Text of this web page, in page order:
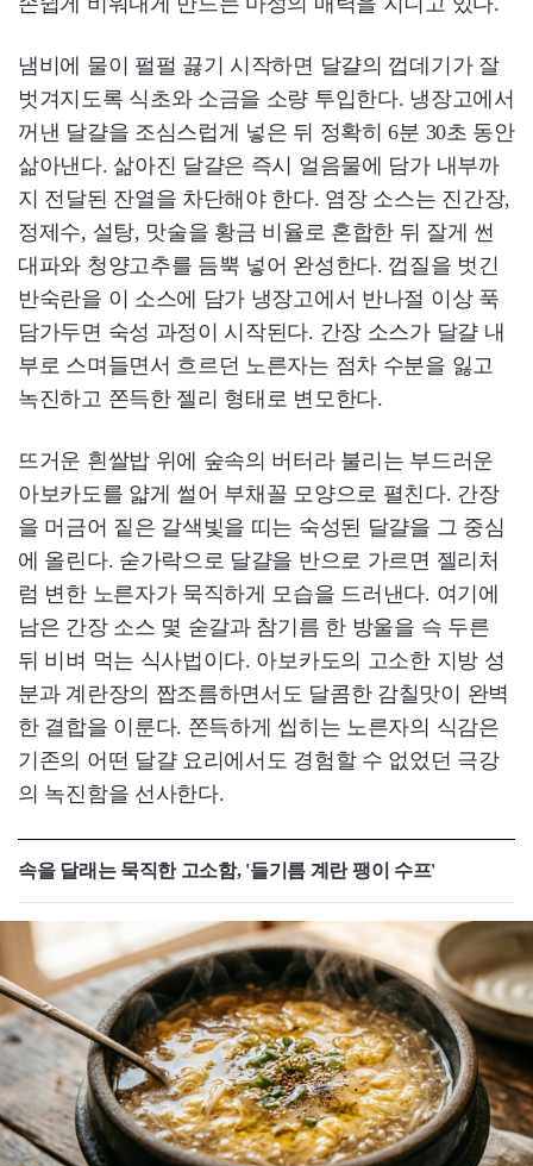
냄비에 물이 펄펄 끓기 시작하면 달걀의 껍데기가 잘
벗겨지도록 식초와 소금을 소량 투입한다. 냉장고에서
꺼낸 달걀을 조심스럽게 넣은 뒤 정확히 6분 30초 동안
삶아낸다. 삶아진 달걀은 즉시 얼음물에 담가 내부까
지 전달된 잔열을 차단해야 한다. 염장 소스는 진간장,
정제수, 설탕, 맛술을 황금 비율로 혼합한 뒤 잘게 썬
대파와 청양고추를 듬뿍 넣어 완성한다. 껍질을 벗긴
반숙란을 이 소스에 담가 냉장고에서 반나절 이상 푹
담가두면 숙성 과정이 시작된다. 간장 소스가 달걀 내
부로 스며들면서 흐르던 노른자는 점차 수분을 잃고
녹진하고 쫀득한 젤리 형태로 변모한다.
뜨거운 흰쌀밥 위에 숲속의 버터라 불리는 부드러운
아보카도를 얇게 썰어 부채꼴 모양으로 펼친다. 간장
을 머금어 짙은 갈색빛을 띠는 숙성된 달걀을 그 중심
에 올린다. 숟가락으로 달걀을 반으로 가르면 젤리처
럼 변한 노른자가 묵직하게 모습을 드러낸다. 여기에
남은 간장 소스 몇 숟갈과 참기름 한 방울을 슥 두른
뒤 비벼 먹는 식사법이다. 아보카도의 고소한 지방 성
분과 계란장의 짭조름하면서도 달콤한 감칠맛이 완벽
한 결합을 이룬다. 쫀득하게 씹히는 노른자의 식감은
기존의 어떤 달걀 요리에서도 경험할 수 없었던 극강
의 녹진함을 선사한다.
속을 달래는 묵직한 고소함, '들기름 계란 팽이 수프'